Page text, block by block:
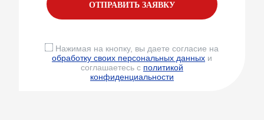
ОТПРАВИТЬ ЗАЯВКУ
Нажимая на кнопку, вы даете согласие на
обработку своих персональных данныхи
соглашаетесь с политикой
конфиденциальности